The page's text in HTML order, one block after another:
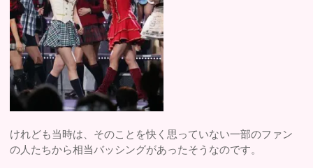
けれども当時は、そのことを快く思っていない一部のファン
の人たちから相当バッシングがあったそうなのです。